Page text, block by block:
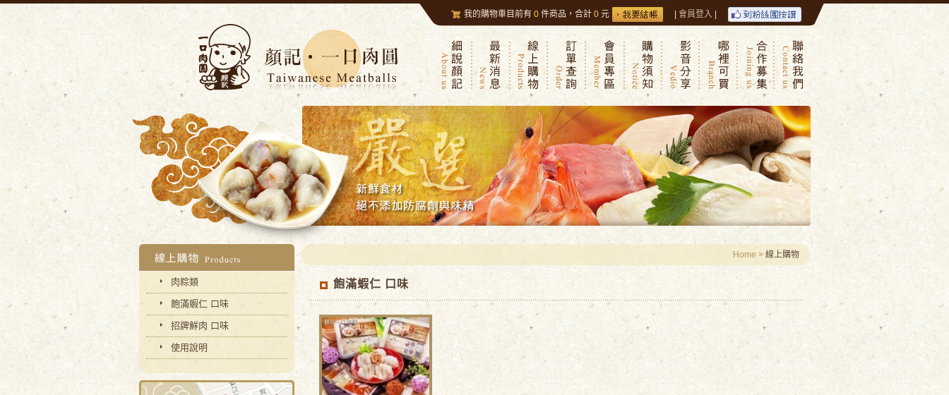
我的購物車目前有 0 件商品，合計 0 元 會員登入
肉粽類
飽滿蝦仁 口味
招牌鮮肉 口味
使用說明
Home > 線上購物
飽滿蝦仁 口味